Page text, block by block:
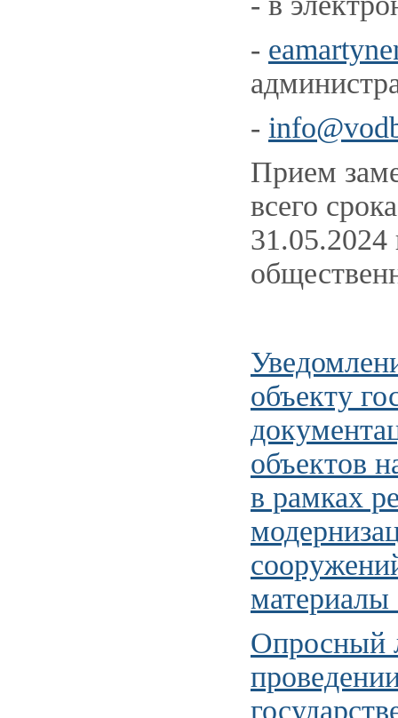
-
-
Прием
всего
31.05.2024
объекту
объектов
в рамках
Опросный